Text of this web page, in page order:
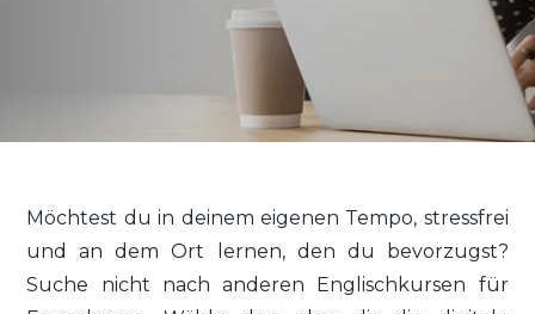
Möchtest du in deinem eigenen Tempo, stressfrei
und an dem Ort lernen, den du bevorzugst?
Suche nicht nach anderen Englischkursen für